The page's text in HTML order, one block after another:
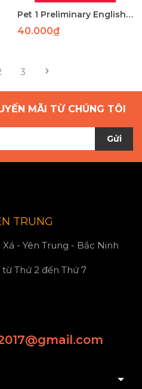
Pet 1 Preliminary English Test 1
40.000₫
3
MÃI TỪ CHÚNG TÔI
Gửi
TRUNG
- Yên Trung - Bắc Ninh
Thứ 2 đến Thứ 7